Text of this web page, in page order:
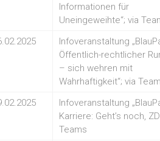
Informationen für
Uneingeweihte“; via
Infoveranstaltung
Öffentlich-rechtlicher
– sich wehren mit
Wahrhaftigkeit“; via
Infoveranstaltung
Karriere: Geht’s noch,
Teams